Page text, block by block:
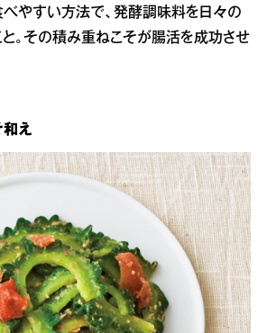
べやすい方法で、発酵調味料を日々の
。その積み重ねこそが腸活を成功させ
和え